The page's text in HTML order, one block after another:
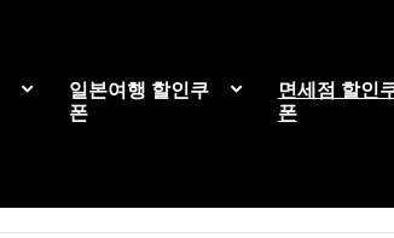
일본여행 할인쿠
폰
면세점 할인
폰